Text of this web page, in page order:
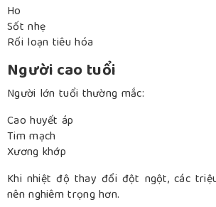
Ho
Sốt nhẹ
Rối loạn tiêu hóa
Người cao tuổi
Người lớn tuổi thường mắc:
Cao huyết áp
Tim mạch
Xương khớp
Khi nhiệt độ thay đổi đột ngột, các
nên nghiêm trọng hơn.